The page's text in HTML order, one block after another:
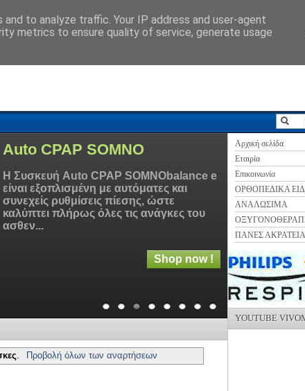
Auto CPAP SOMNO
H Συσκευή Auto CPAP SOMNObalance e
είναι εξοπλισμένη με αυτόματες και
συνεχείς ρυθμίσεις πίεσης, ώστε
καλύπτει πλήρως όλες τις ανάγκες του
ασθεν...
Shop now !
1 2 3 4 5 6 7 8
Προβολή όλων των αναρτήσεων
Αρχική σελίδα
Εταιρία
Επικοινωνία
ΟΡΘΟΠΕΔΙΚΑ
ΑΝΑΛΩΣΙΜΑ
ΠΑΝΕΣ
YOUTUBE
to analyze traffic. Your IP address and user-agent
metrics to ensure quality of service, generate usage